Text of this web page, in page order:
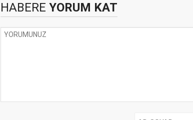
HABERE YORUM KAT